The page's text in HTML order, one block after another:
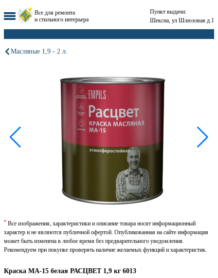
Все для ремонта
и стильного интерьера
Пункт выдачи:
Шексна, ул Шлюзовая д.1
Масляные 1,9 - 2 л.
Краска МА-15 белая РАСЦВЕТ 1,9 кг 6013
* Все изображения, характеристики и описание товара носят информационный
характер и не являются публичной офертой. Опубликованная на сайте информация
может быть изменена в любое время без предварительного уведомления.
Рекомендуем при покупке проверять наличие желаемых функций и характеристик.